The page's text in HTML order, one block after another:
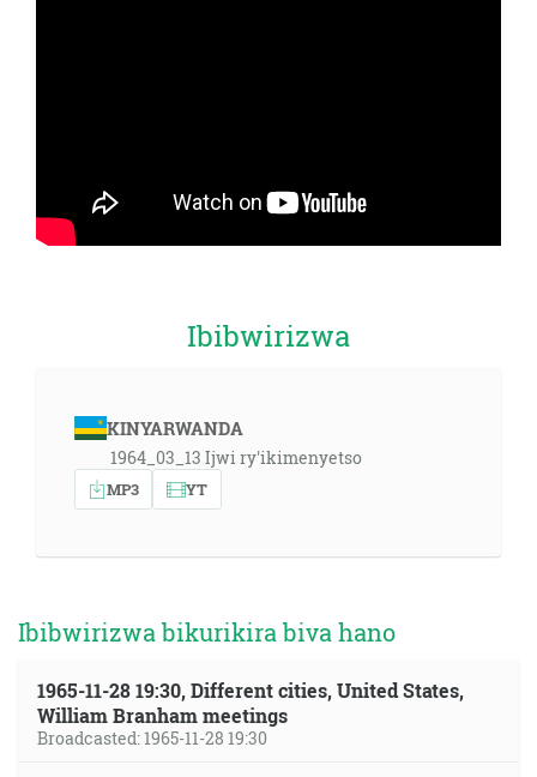
Ibibwirizwa
KINYARWANDA
1964_03_13 Ijwi ry'ikimenyetso
MP3 YT
Ibibwirizwa bikurikira biva hano
1965-11-28 19:30, Different cities, United States,
William Branham meetings
Broadcasted: 1965-11-28 19:30